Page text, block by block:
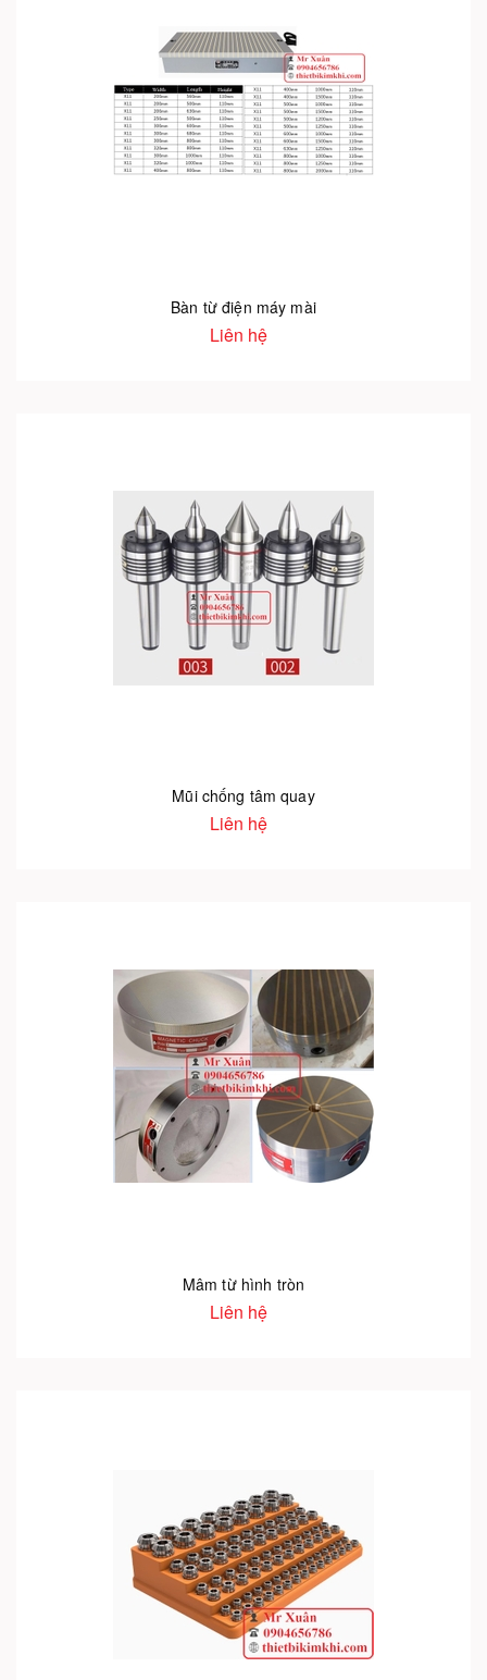
Bàn từ điện máy mài
Liên hệ
Mũi chống tâm quay
Liên hệ
Mâm từ hình tròn
Liên hệ